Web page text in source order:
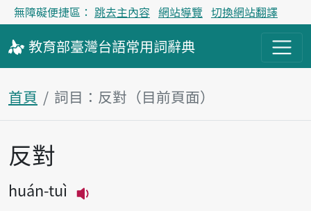
無障礙便捷區： 跳去主內容 網站導覽 切換網站翻譯
教育部臺灣台語常用詞辭典
首頁 詞目：反對（目前頁面）
主內容區塊
反對
huán-tuì